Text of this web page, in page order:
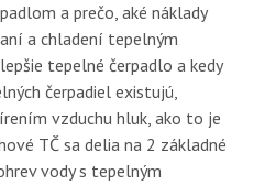
a prečo, aké náklady
a chladení tepelným
tepelné čerpadlo a kedy
čerpadiel existujú,
vzduchu hluk, ako to je
TČ sa delia na 2 základné
vody s tepelným